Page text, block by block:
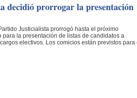
decidió prorrogar la presentación
Justicialista prorrogó hasta el próximo
para la presentación de listas de candidatos a
electivos. Los comicios están previstos para